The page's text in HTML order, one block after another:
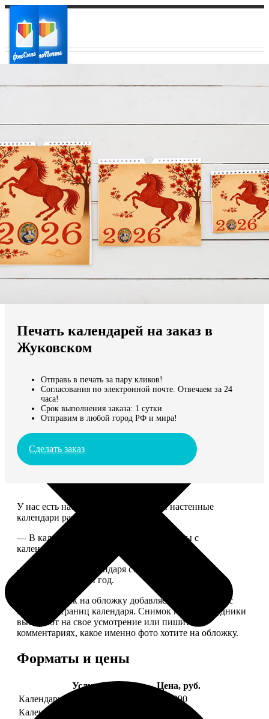
Ваш регион доставки
Выберите из списка:
Мы доставляем по всему миру
Продолжить без города
Печать календарей на заказ в
Жуковском
Отправь в печать за пару кликов!
Согласования по электронной почте. Отвечаем за 24
часа!
Срок выполнения заказа: 1 сутки
Отправим в любой город РФ и мира!
Сделать заказ
У нас есть настольные, магнитные и настенные
календари разных размеров.
— В календаре 13 листов: обложка+листы с
календарной сеткой.
— Обложка для календаря стандартная, дизайн
обновляем каждый год.
— В кружочек на обложку добавляем фотографию с
одной из страниц календаря. Снимок наши сотрудники
выбирают на свое усмотрение или пишите в
комментариях, какое именно фото хотите на обложку.
Форматы и цены
Услуга
Цена, руб.
Календарь настенный
от 1290
Календарь "домик"